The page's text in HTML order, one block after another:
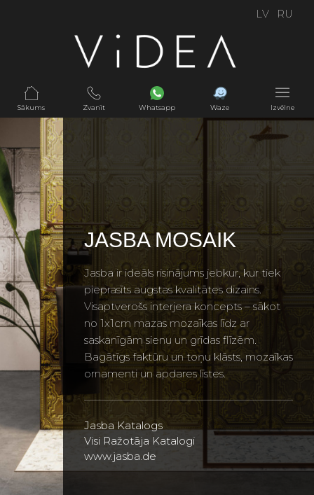
LV RU
Sākums Zvanīt Whatsapp Waze Izvēlne
JASBA MOSAIK
Jasba ir ideāls risinājums jebkur, kur tiek
pieprasīts augstas kvalitātes dizains.
Visaptverošs interjera koncepts – sākot
no 1x1cm mazas mozaīkas līdz ar
saskanīgām sienu un grīdas flīzēm.
Bagātīgs faktūru un toņu klāsts, mozaīkas
ornamenti un apdares līstes.
Jasba Katalogs
Visi Ražotāja Katalogi
www.jasba.de